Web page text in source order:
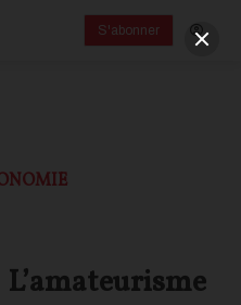
S'abonner